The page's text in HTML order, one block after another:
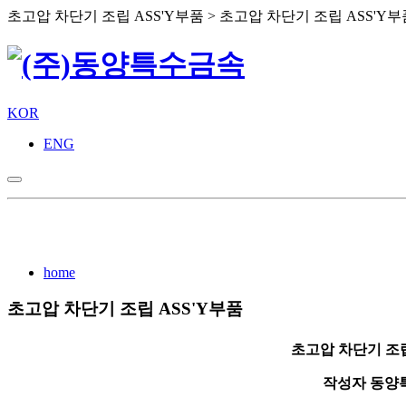
초고압 차단기 조립 ASS'Y부품 > 초고압 차단기 조립 ASS'Y부
KOR
ENG
home
초고압 차단기 조립 ASS'Y부품
초고압 차단기 조
작성자동양